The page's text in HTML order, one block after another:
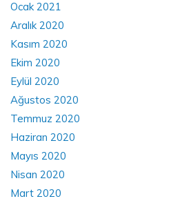
Ocak 2021
Aralık 2020
Kasım 2020
Ekim 2020
Eylül 2020
Ağustos 2020
Temmuz 2020
Haziran 2020
Mayıs 2020
Nisan 2020
Mart 2020